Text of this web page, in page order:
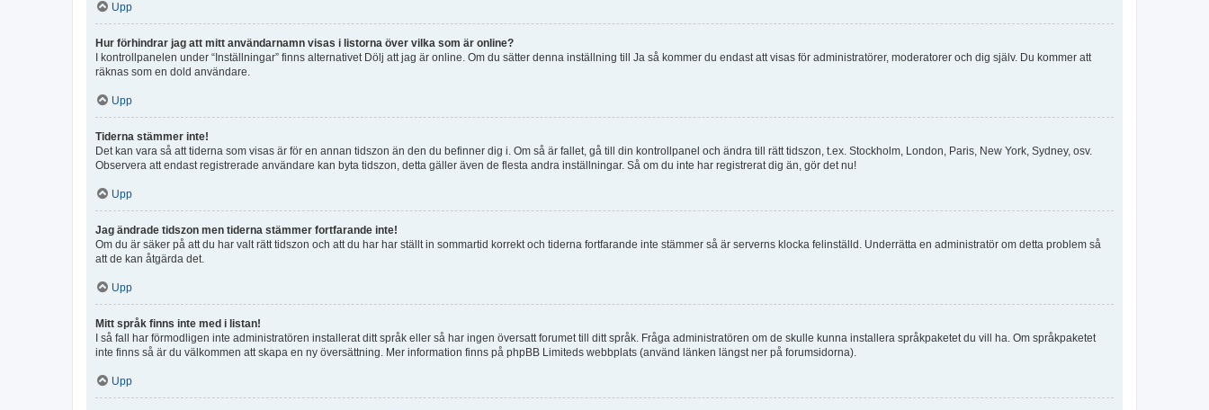
Upp
Hur förhindrar jag att mitt användarnamn visas i listorna över vilka som är online?
I kontrollpanelen under “Inställningar” finns alternativet Dölj att jag är online. Om du sätter denna inställning till Ja så kommer du endast att visas för administratörer, moderatorer och dig själv. Du kommer att
räknas som en dold användare.
Upp
Tiderna stämmer inte!
Det kan vara så att tiderna som visas är för en annan tidszon än den du befinner dig i. Om så är fallet, gå till din kontrollpanel och ändra till rätt tidszon, t.ex. Stockholm, London, Paris, New York, Sydney, osv.
Observera att endast registrerade användare kan byta tidszon, detta gäller även de flesta andra inställningar. Så om du inte har registrerat dig än, gör det nu!
Upp
Jag ändrade tidszon men tiderna stämmer fortfarande inte!
Om du är säker på att du har valt rätt tidszon och att du har har ställt in sommartid korrekt och tiderna fortfarande inte stämmer så är serverns klocka felinställd. Underrätta en administratör om detta problem så
att de kan åtgärda det.
Upp
Mitt språk finns inte med i listan!
I så fall har förmodligen inte administratören installerat ditt språk eller så har ingen översatt forumet till ditt språk. Fråga administratören om de skulle kunna installera språkpaketet du vill ha. Om språkpaketet
inte finns så är du välkommen att skapa en ny översättning. Mer information finns på phpBB Limiteds webbplats (använd länken längst ner på forumsidorna).
Upp